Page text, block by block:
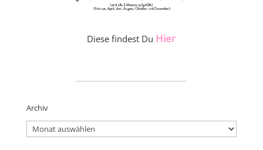
Diese findest Du Hier
Archiv
Archiv